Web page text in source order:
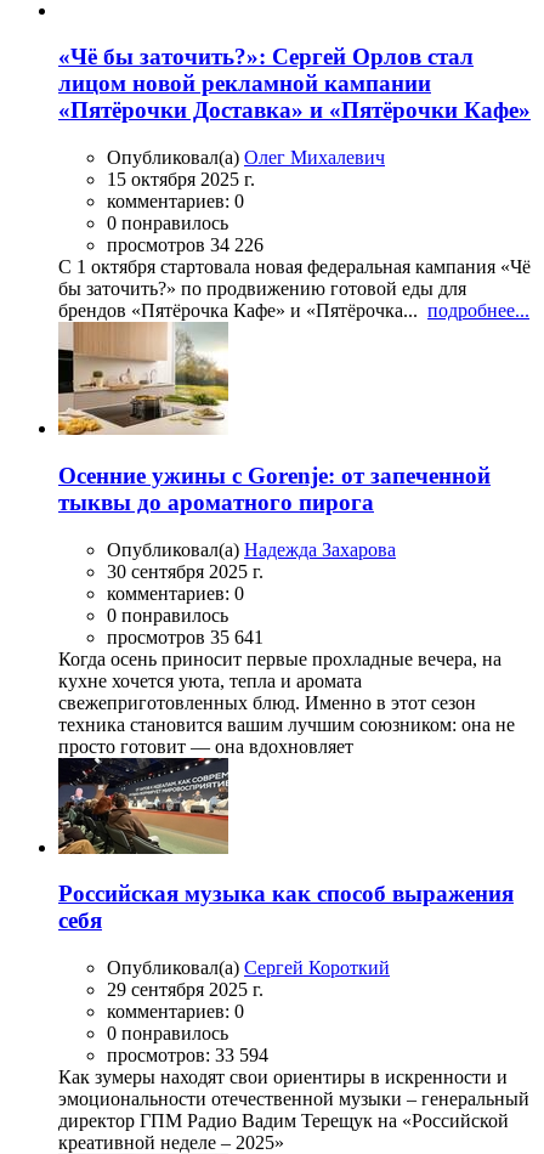
«Чё бы заточить?»: Сергей Орлов стал
лицом новой рекламной кампании
«Пятёрочки Доставка» и «Пятёрочки Кафе»
Опубликовал(а) Олег Михалевич
15 октября 2025 г.
комментариев: 0
0 понравилось
просмотров 34 226
С 1 октября стартовала новая федеральная кампания «Чё
бы заточить?» по продвижению готовой еды для
брендов «Пятёрочка Кафе» и «Пятёрочка... подробнее...
Осенние ужины с Gorenje: от запеченной
тыквы до ароматного пирога
Опубликовал(а) Надежда Захарова
30 сентября 2025 г.
комментариев: 0
0 понравилось
просмотров 35 641
Когда осень приносит первые прохладные вечера, на
кухне хочется уюта, тепла и аромата
свежеприготовленных блюд. Именно в этот сезон
техника становится вашим лучшим союзником: она не
просто готовит — она вдохновляет
Российская музыка как способ выражения
себя
Опубликовал(а) Сергей Короткий
29 сентября 2025 г.
комментариев: 0
0 понравилось
просмотров: 33 594
Как зумеры находят свои ориентиры в искренности и
эмоциональности отечественной музыки – генеральный
директор ГПМ Радио Вадим Терещук на «Российской
креативной неделе – 2025»